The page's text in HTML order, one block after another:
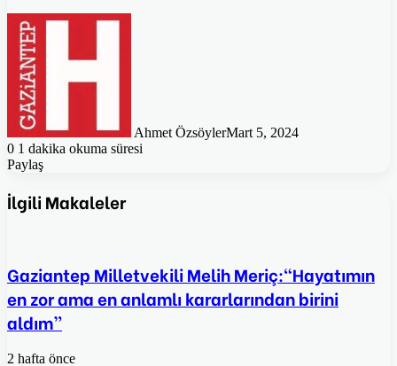
Ahmet ÖzsöylerMart 5, 2024
0 1 dakika okuma süresi
Paylaş
Posta
ile
İlgili Makaleler
Gaziantep Milletvekili Melih Meriç:“Hayatımın
en zor ama en anlamlı kararlarından birini
aldım”
2 hafta önce